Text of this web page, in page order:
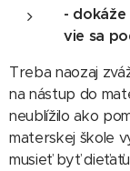
-
vie sa
Treba naozaj
na nástup do
neublížilo ako
materskej škole
musieť byť